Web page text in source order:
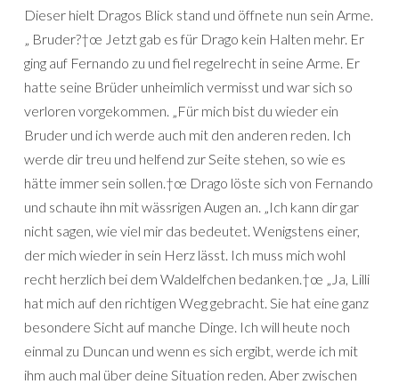
Dieser hielt Dragos Blick stand und öffnete nun sein Arme.
„ Bruder?†œ Jetzt gab es für Drago kein Halten mehr. Er
ging auf Fernando zu und fiel regelrecht in seine Arme. Er
hatte seine Brüder unheimlich vermisst und war sich so
verloren vorgekommen. „Für mich bist du wieder ein
Bruder und ich werde auch mit den anderen reden. Ich
werde dir treu und helfend zur Seite stehen, so wie es
hätte immer sein sollen.†œ Drago löste sich von Fernando
und schaute ihn mit wässrigen Augen an. „Ich kann dir gar
nicht sagen, wie viel mir das bedeutet. Wenigstens einer,
der mich wieder in sein Herz lässt. Ich muss mich wohl
recht herzlich bei dem Waldelfchen bedanken.†œ „Ja, Lilli
hat mich auf den richtigen Weg gebracht. Sie hat eine ganz
besondere Sicht auf manche Dinge. Ich will heute noch
einmal zu Duncan und wenn es sich ergibt, werde ich mit
ihm auch mal über deine Situation reden. Aber zwischen